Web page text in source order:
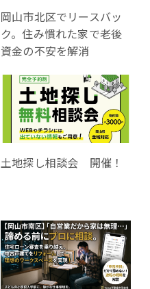
岡山市北区でリースバッ
ク。住み慣れた家で老後
資金の不安を解消
土地探し相談会 開催！